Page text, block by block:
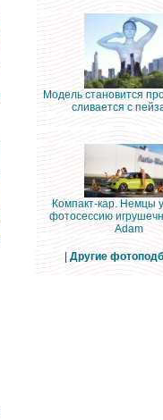
Модель становится
сливается с
Компакт-кар. Немцы
фотосессию
Adam
Другие